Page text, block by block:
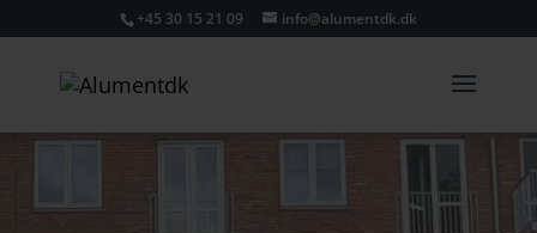
+45 30 15 21 09 info@alumentdk.dk